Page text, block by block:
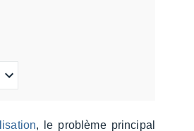
, le problème prin­ci­pal